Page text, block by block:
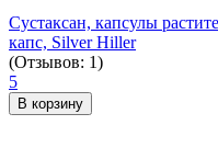
Сустаксан, капсулы
капс, Silver Hiller
(Отзывов: 1)
5
В корзину